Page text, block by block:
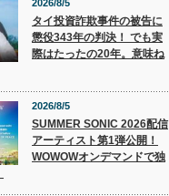
2026/8/5
タイ投資詐欺事件の被告に
懲役343年の判決！ でも実
際はたったの20年。意味ね
2026/8/5
SUMMER SONIC 2026配信
アーティスト第1弾公開！
WOWOWオンデマンドで独